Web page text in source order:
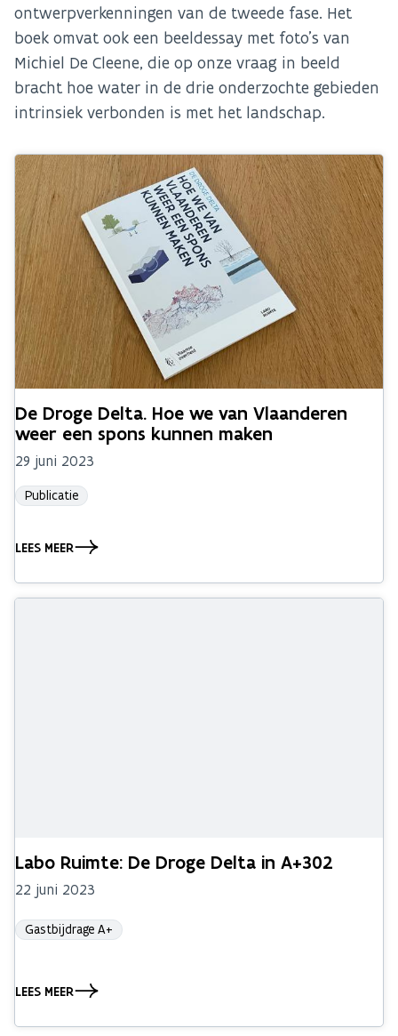
ontwerpverkenningen van de tweede fase. Het
boek omvat ook een beeldessay met foto’s van
Michiel De Cleene, die op onze vraag in beeld
bracht hoe water in de drie onderzochte gebieden
intrinsiek verbonden is met het landschap.
De Droge Delta. Hoe we van Vlaanderen
weer een spons kunnen maken
29 juni 2023
Publicatie
LEES MEER
Labo Ruimte: De Droge Delta in A+302
22 juni 2023
Gastbijdrage A+
LEES MEER